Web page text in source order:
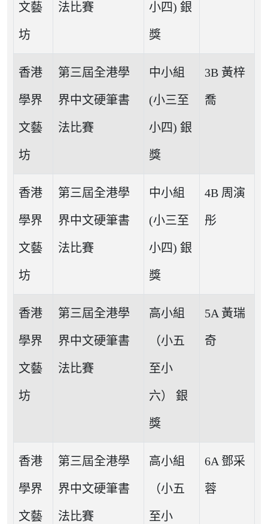
文藝
坊
法比賽 小四) 銀
獎
香港
學界
文藝
坊
第三屆全港學
界中文硬筆書
法比賽
中小組
(小三至
小四) 銀
獎
3B 黃梓
喬
香港
學界
文藝
坊
第三屆全港學
界中文硬筆書
法比賽
中小組
(小三至
小四) 銀
獎
4B 周演
彤
香港
學界
文藝
坊
第三屆全港學
界中文硬筆書
法比賽
高小組
（小五
至小
六） 銀
獎
5A 黃瑞
奇
香港
學界
文藝
第三屆全港學
界中文硬筆書
法比賽
高小組
（小五
至小
6A 鄧采
蓉